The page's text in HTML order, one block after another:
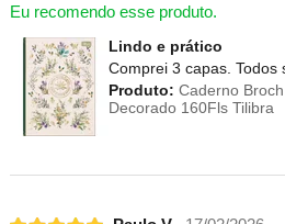
Eu recomendo esse produto.
Lindo e prático
Comprei 3 capas. Todos
Produto: Caderno
Decorado 160Fls Tilibra